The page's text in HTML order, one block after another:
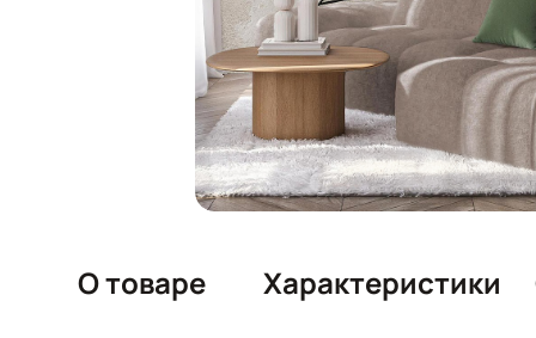
О товаре Характеристики